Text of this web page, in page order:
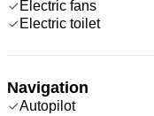
Electric fans
Electric toilet
Navigation
Autopilot